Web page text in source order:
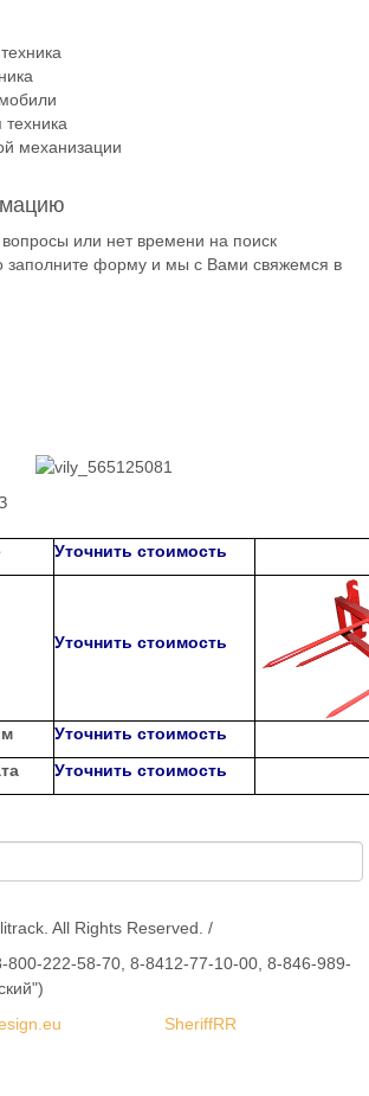
механизации
или нет времени на поиск
заполните форму и мы с Вами свяжемся в
Уточнить стоимость
Уточнить стоимость
Уточнить стоимость
Уточнить стоимость
All Rights Reserved. /
800-222-58-70, 8-8412-77-10-00, 8-846-989-
SheriffRR